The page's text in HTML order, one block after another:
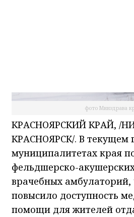
фото Минздрава
КРАСНОЯРСКИЙ КРАЙ, /
КРАСНОЯРСК/. В текущем
муниципалитетах края
фельдшерско-
врачебных амбулаторий,
повысило доступность
помощи для жителей